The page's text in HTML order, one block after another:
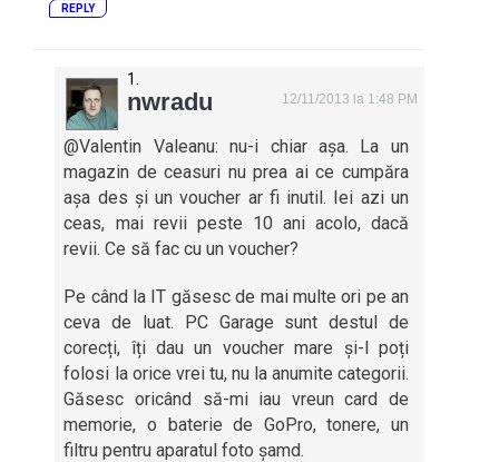
REPLY
nwradu 12/11/2013 la 1:48 PM
@Valentin Valeanu: nu-i chiar așa. La un
magazin de ceasuri nu prea ai ce cumpăra
așa des și un voucher ar fi inutil. Iei azi un
ceas, mai revii peste 10 ani acolo, dacă
revii. Ce să fac cu un voucher?
Pe când la IT găsesc de mai multe ori pe an
ceva de luat. PC Garage sunt destul de
corecți, îți dau un voucher mare și-l poți
folosi la orice vrei tu, nu la anumite categorii.
Găsesc oricând să-mi iau vreun card de
memorie, o baterie de GoPro, tonere, un
filtru pentru aparatul foto șamd.